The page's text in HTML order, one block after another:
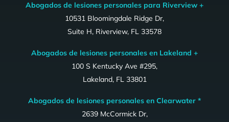
Abogados de lesiones personales para Riverview +
10531 Bloomingdale Ridge Dr,
Suite H, Riverview, FL 33578
Abogados de lesiones personales en Lakeland +
100 S Kentucky Ave #295,
Lakeland, FL 33801
Abogados de lesiones personales en Clearwater *
2639 McCormick Dr,